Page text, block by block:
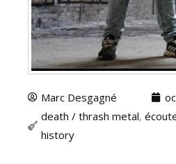
Marc Desgagné
death / thrash metal,
history